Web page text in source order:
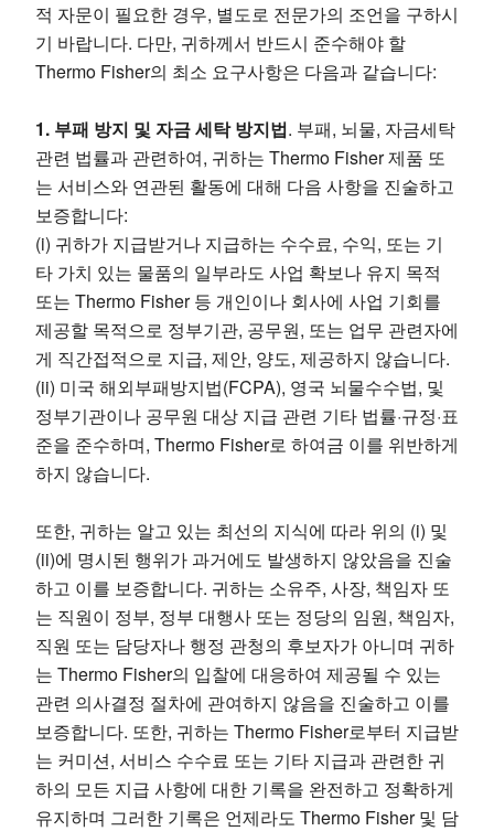
적 자문이 필요한 경우, 별도로 전문가의 조언을 구하시
기 바랍니다. 다만, 귀하께서 반드시 준수해야 할
Thermo Fisher의 최소 요구사항은 다음과 같습니다:
1. 부패 방지 및 자금 세탁 방지법. 부패, 뇌물, 자금세탁
관련 법률과 관련하여, 귀하는 Thermo Fisher 제품 또
는 서비스와 연관된 활동에 대해 다음 사항을 진술하고
보증합니다:
(i) 귀하가 지급받거나 지급하는 수수료, 수익, 또는 기
타 가치 있는 물품의 일부라도 사업 확보나 유지 목적
또는 Thermo Fisher 등 개인이나 회사에 사업 기회를
제공할 목적으로 정부기관, 공무원, 또는 업무 관련자에
게 직간접적으로 지급, 제안, 양도, 제공하지 않습니다.
(ii) 미국 해외부패방지법(FCPA), 영국 뇌물수수법, 및
정부기관이나 공무원 대상 지급 관련 기타 법률·규정·표
준을 준수하며, Thermo Fisher로 하여금 이를 위반하게
하지 않습니다.
또한, 귀하는 알고 있는 최선의 지식에 따라 위의 (i) 및
(ii)에 명시된 행위가 과거에도 발생하지 않았음을 진술
하고 이를 보증합니다. 귀하는 소유주, 사장, 책임자 또
는 직원이 정부, 정부 대행사 또는 정당의 임원, 책임자,
직원 또는 담당자나 행정 관청의 후보자가 아니며 귀하
는 Thermo Fisher의 입찰에 대응하여 제공될 수 있는
관련 의사결정 절차에 관여하지 않음을 진술하고 이를
보증합니다. 또한, 귀하는 Thermo Fisher로부터 지급받
는 커미션, 서비스 수수료 또는 기타 지급과 관련한 귀
하의 모든 지급 사항에 대한 기록을 완전하고 정확하게
유지하며 그러한 기록은 언제라도 Thermo Fisher 및 담